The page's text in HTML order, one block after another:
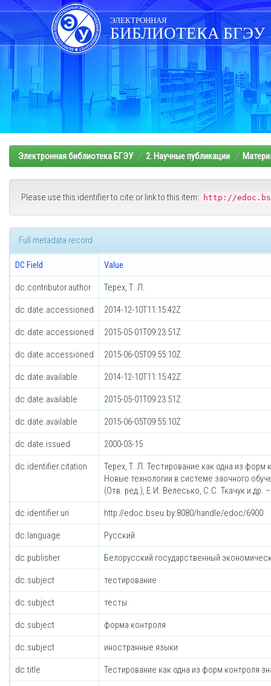
Skip
navigation
ЭЛЕКТРОННАЯ
БИБЛИОТЕКА БГЭУ
Электронная библиотека БГЭУ 2. Научные публикации
Please use this identifier to cite or link to this item: http://
Full metadata record
DC Field Value
dc.contributor.author Терех, Т. Л.
dc.date.accessioned 2014-12-10T11:15:42Z
dc.date.accessioned 2015-05-01T09:23:51Z
dc.date.accessioned 2015-06-05T09:55:10Z
dc.date.available 2014-12-10T11:15:42Z
dc.date.available 2015-05-01T09:23:51Z
dc.date.available 2015-06-05T09:55:10Z
dc.date.issued 2000-03-15
dc.identifier.citation
Терех, Т. Л. Тестирование как одна из
Новые технологии в системе заочного
(Отв. ред.), Е.И. Велесько, С.С. Ткачук и др.
dc.identifier.uri http://edoc.bseu.by:8080/handle/edoc/6900
dc.language Русский
dc.publisher Белорусский государственный
dc.subject тестирование
dc.subject тесты
dc.subject форма контроля
dc.subject иностранные языки
dc.title Тестирование как одна из форм контроля